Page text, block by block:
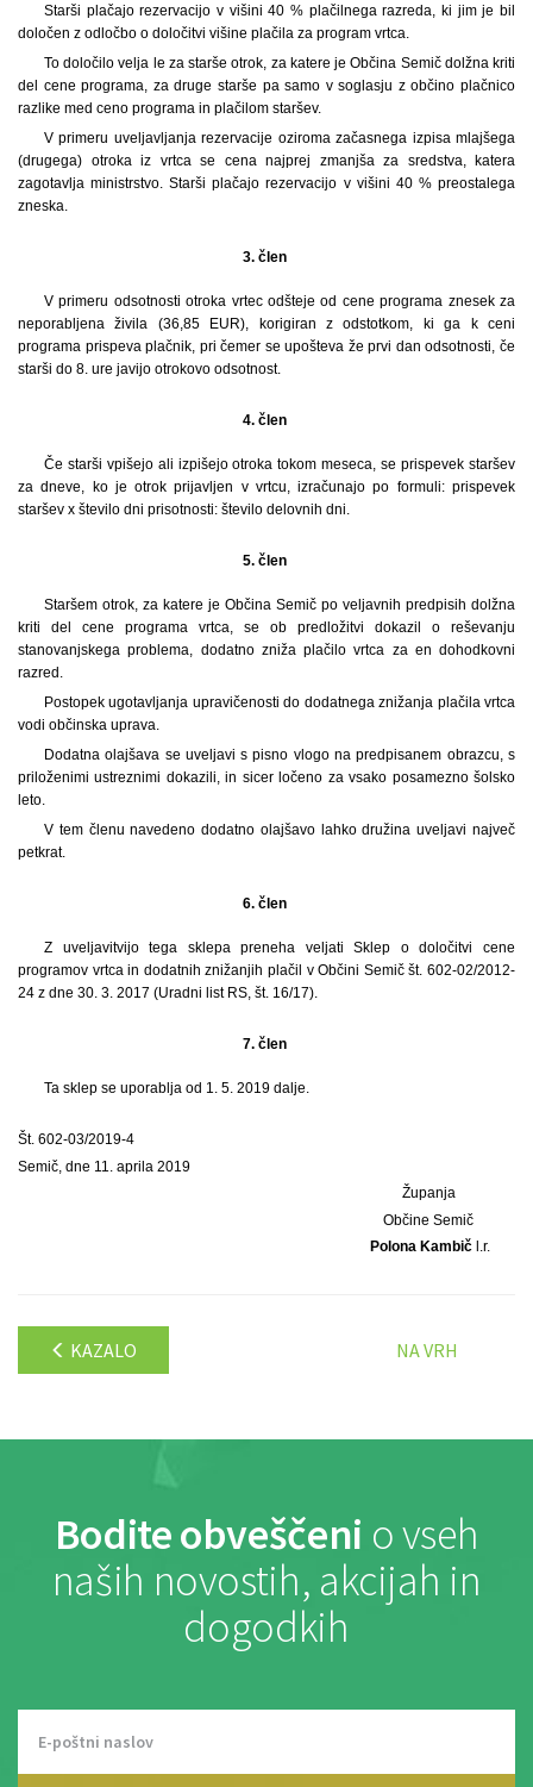
Starši plačajo rezervacijo v višini 40 % plačilnega razreda, ki jim je bil
določen z odločbo o določitvi višine plačila za program vrtca.
To določilo velja le za starše otrok, za katere je Občina Semič dolžna kriti
del cene programa, za druge starše pa samo v soglasju z občino plačnico
razlike med ceno programa in plačilom staršev.
V primeru uveljavljanja rezervacije oziroma začasnega izpisa mlajšega
(drugega) otroka iz vrtca se cena najprej zmanjša za sredstva, katera
zagotavlja ministrstvo. Starši plačajo rezervacijo v višini 40 % preostalega
zneska.
3. člen
V primeru odsotnosti otroka vrtec odšteje od cene programa znesek za
neporabljena živila (36,85 EUR), korigiran z odstotkom, ki ga k ceni
programa prispeva plačnik, pri čemer se upošteva že prvi dan odsotnosti, če
starši do 8. ure javijo otrokovo odsotnost.
4. člen
Če starši vpišejo ali izpišejo otroka tokom meseca, se prispevek staršev
za dneve, ko je otrok prijavljen v vrtcu, izračunajo po formuli: prispevek
staršev x število dni prisotnosti: število delovnih dni.
5. člen
Staršem otrok, za katere je Občina Semič po veljavnih predpisih dolžna
kriti del cene programa vrtca, se ob predložitvi dokazil o reševanju
stanovanjskega problema, dodatno zniža plačilo vrtca za en dohodkovni
razred.
Postopek ugotavljanja upravičenosti do dodatnega znižanja plačila vrtca
vodi občinska uprava.
Dodatna olajšava se uveljavi s pisno vlogo na predpisanem obrazcu, s
priloženimi ustreznimi dokazili, in sicer ločeno za vsako posamezno šolsko
leto.
V tem členu navedeno dodatno olajšavo lahko družina uveljavi največ
petkrat.
6. člen
Z uveljavitvijo tega sklepa preneha veljati Sklep o določitvi cene
programov vrtca in dodatnih znižanjih plačil v Občini Semič št. 602-02/2012-
24 z dne 30. 3. 2017 (Uradni list RS, št. 16/17).
7. člen
Ta sklep se uporablja od 1. 5. 2019 dalje.
Št. 602-03/2019-4
Semič, dne 11. aprila 2019
Županja
Občine Semič
Polona Kambič l.r.
KAZALO NA VRH
Bodite obveščeni o vseh
naših novostih, akcijah in
dogodkih